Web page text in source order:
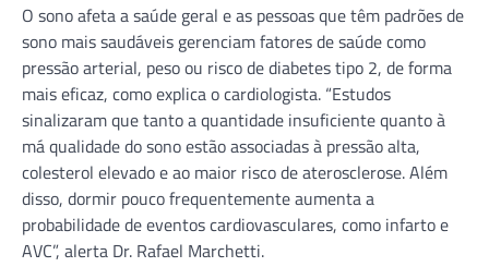
O sono afeta a saúde geral e as pessoas que têm padrões de
sono mais saudáveis gerenciam fatores de saúde como
pressão arterial, peso ou risco de diabetes tipo 2, de forma
mais eficaz, como explica o cardiologista. “Estudos
sinalizaram que tanto a quantidade insuficiente quanto à
má qualidade do sono estão associadas à pressão alta,
colesterol elevado e ao maior risco de aterosclerose. Além
disso, dormir pouco frequentemente aumenta a
probabilidade de eventos cardiovasculares, como infarto e
AVC”, alerta Dr. Rafael Marchetti.